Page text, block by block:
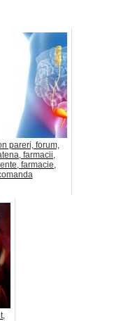
pareri, forum,
farmacii,
farmacie,